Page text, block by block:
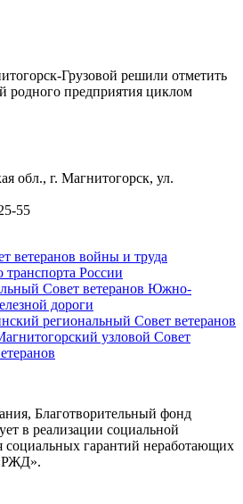
Грузовой решили отметить
родного предприятия циклом
обл., г. Магнитогорск, ул.
55
ветеранов войны и труда
России
Совет ветеранов Южно-
дороги
региональный Совет ветеранов
узловой Совет
Благотворительный фонд
в реализации социальной
социальных гарантий неработающих